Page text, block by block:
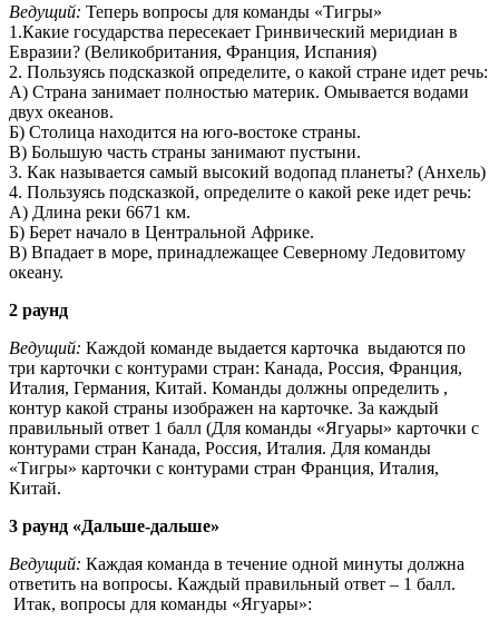
Ведущий: Теперь вопросы для команды «Тигры»
1.Какие государства пересекает Гринвический меридиан в
Евразии? (Великобритания, Франция, Испания)
2. Пользуясь подсказкой определите, о какой стране идет речь:
А) Страна занимает полностью материк. Омывается водами
двух океанов.
Б) Столица находится на юго-востоке страны.
В) Большую часть страны занимают пустыни.
3. Как называется самый высокий водопад планеты? (Анхель)
4. Пользуясь подсказкой, определите о какой реке идет речь:
А) Длина реки 6671 км.
Б) Берет начало в Центральной Африке.
В) Впадает в море, принадлежащее Северному Ледовитому
океану.
2 раунд
Ведущий: Каждой команде выдается карточка выдаются по
три карточки с контурами стран: Канада, Россия, Франция,
Италия, Германия, Китай. Команды должны определить ,
контур какой страны изображен на карточке. За каждый
правильный ответ 1 балл (Для команды «Ягуары» карточки с
контурами стран Канада, Россия, Италия. Для команды
«Тигры» карточки с контурами стран Франция, Италия,
Китай.
3 раунд «Дальше-дальше»
Ведущий: Каждая команда в течение одной минуты должна
ответить на вопросы. Каждый правильный ответ – 1 балл.
Итак, вопросы для команды «Ягуары»: